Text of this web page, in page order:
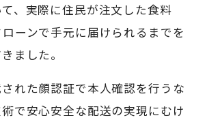
、実際に住民が注文した食料
ーンで手元に届けられるまでを
ました。
れた顔認証で本人確認を行うな
で安心安全な配送の実現にむけ